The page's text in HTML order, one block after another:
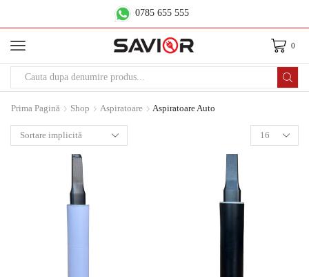
0785 655 555
0
Prima Pagină Shop Aspiratoare Aspiratoare Auto